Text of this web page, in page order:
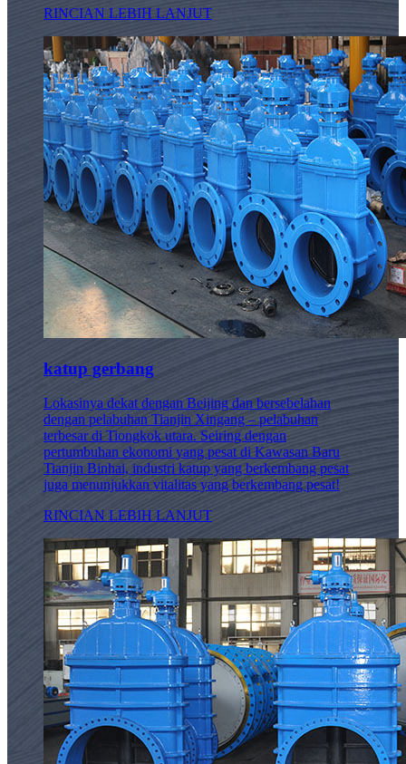
RINCIAN LEBIH LANJUT
katup gerbang
Lokasinya dekat dengan Beijing dan bersebelahan
dengan pelabuhan Tianjin Xingang – pelabuhan
terbesar di Tiongkok utara. Seiring dengan
pertumbuhan ekonomi yang pesat di Kawasan Baru
Tianjin Binhai, industri katup yang berkembang pesat
juga menunjukkan vitalitas yang berkembang pesat!
RINCIAN LEBIH LANJUT